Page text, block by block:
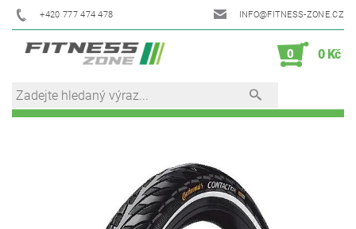
+420 777 474 478 INFO@FITNESS-ZONE.CZ
0 0 Kč